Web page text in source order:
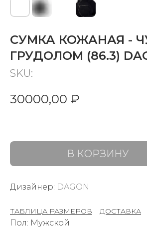
СУМКА КОЖАНАЯ -
ГРУДОЛОМ (86.3)
SKU:
30000,00 ₽
В КОРЗИНУ
Дизайнер: DAGON
ТАБЛИЦА РАЗМЕРОВ ДОСТАВКА
Пол: Мужской